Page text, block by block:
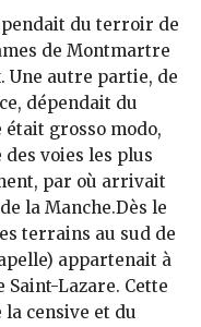
du terroir de
de Montmartre
Une autre partie, de
dépendait du
grosso modo,
voies les plus
par où arrivait
la Manche.Dès le
terrains au sud de
appartenait à
Lazare. Cette
censive et du